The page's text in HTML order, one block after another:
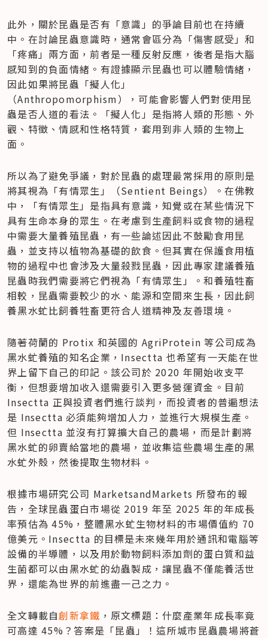
此外，關於昆蟲是否有「意識」的爭論目前也在持續
中。在討論昆蟲意識時，通常會區分為「傷害感受」和
「疼痛」兩方面，前者是一種反射反應，後者是指大腦
感知到的負面情緒。有證據顯示昆蟲也可以體驗情緒，
因此如果將昆蟲「擬人化」
（Anthropomorphism），可能會影響人們對使用昆
蟲是否人道的看法。「擬人化」是指將人類的形態、外
觀、特徵、情感和性格特質，套用到非人類的生物上
面。
所以為了避免爭議，對於昆蟲的處理最常採用的原則是
將其視為「有情眾生」（Sentient Beings）。在佛教
中，「有情眾生」是指具有意識，知覺或在某些情況下
具有生命本身的眾生。在考慮到生產飼料或食物的過程
中需要大量養殖昆蟲，有一些論述因此不鼓勵食用昆
蟲，並支持以植物為基礎的飲食。但其實在保護食用植
物的過程中也會涉及大量殺戮昆蟲，因此專家建議養殖
昆蟲時我們需要將它們視​​為「有情眾生」。和養殖牲畜
相較，昆蟲需要較少的水、能源和空間來生長，因此飼
養黑水虻比飼養牲畜更符合人道精神及友善環境。
隨著荷蘭的 Protix 和英國的 AgriProtein 等公司成為
黑水虻養殖的知名企業，Insectta 也希望有一天能在世
界上留下自己的印記。該公司於 2020 年開始收支平
衡，但想要增加收入還需要引入更多營運資金。目前
Insectta 正與投資者們進行談判，而投資者的普遍想法
是 Insectta 必須能夠增加人力，並進行大規模生產。
但 Insectta 並沒有打算擴大自己的農場，而是計劃將
黑水虻的卵賣給當地的農場，並收集這些農場生產的黑
水虻外殼，然後提取生物材料。
根據市場研究公司 MarketsandMarkets 所發布的報
告，全球昆蟲蛋白市場從 2019 年至 2025 年的年成長
率預估為 45%，整體黑水虻生物材料的市場價值約 70
億美元。Insectta 的目標是未來幾年用於通訊和電腦等
設備的半導體，以及用於動物飼料添加劑的蛋白質和益
生菌都可以由黑水虻的幼蟲製成，讓昆蟲不僅能養活世
界，還能為世界的前進盡一己之力。
全文轉載自創新拿鐵 ，原文標題：什麼產業年成長率竟
可高達 45%？答案是「昆蟲」！這所城市昆蟲農場將蒼